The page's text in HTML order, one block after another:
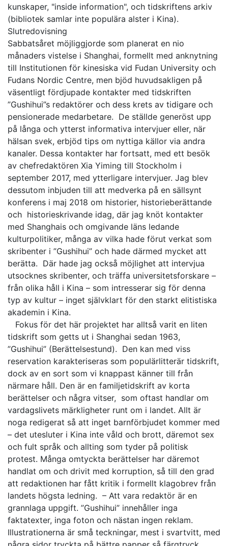
kunskaper, "inside information", och tidskriftens arkiv
(bibliotek samlar inte populära alster i Kina).
Slutredovisning
Sabbatsåret möjliggjorde som planerat en nio
månaders vistelse i Shanghai, formellt med anknytning
till Institutionen för kinesiska vid Fudan University och
Fudans Nordic Centre, men bjöd huvudsakligen på
väsentligt fördjupade kontakter med tidskriften
”Gushihui”s redaktörer och dess krets av tidigare och
pensionerade medarbetare. De ställde generöst upp
på långa och ytterst informativa intervjuer eller, när
hälsan svek, erbjöd tips om nyttiga källor via andra
kanaler. Dessa kontakter har fortsatt, med ett besök
av chefredaktören Xia Yiming till Stockholm i
september 2017, med ytterligare intervjuer. Jag blev
dessutom inbjuden till att medverka på en sällsynt
konferens i maj 2018 om historier, historieberättande
och historieskrivande idag, där jag knöt kontakter
med Shanghais och omgivande läns ledande
kulturpolitiker, många av vilka hade förut verkat som
skribenter i ”Gushihui” och hade därmed mycket att
berätta. Där hade jag också möjlighet att intervjua
utsocknes skribenter, och träffa universitetsforskare –
från olika håll i Kina – som intresserar sig för denna
typ av kultur – inget självklart för den starkt elitistiska
akademin i Kina.
Fokus för det här projektet har alltså varit en liten
tidskrift som getts ut i Shanghai sedan 1963,
”Gushihui” (Berättelsestund). Den kan med viss
reservation karakteriseras som populärlitterär tidskrift,
dock av en sort som vi knappast känner till från
närmare håll. Den är en familjetidskrift av korta
berättelser och några vitser, som oftast handlar om
vardagslivets märkligheter runt om i landet. Allt är
noga redigerat så att inget barnförbjudet kommer med
– det utesluter i Kina inte våld och brott, däremot sex
och fult språk och allting som tyder på politisk
protest. Många omtyckta berättelser har däremot
handlat om och drivit med korruption, så till den grad
att redaktionen har fått kritik i formellt klagobrev från
landets högsta ledning. – Att vara redaktör är en
grannlaga uppgift. ”Gushihui” innehåller inga
faktatexter, inga foton och nästan ingen reklam.
Illustrationerna är små teckningar, mest i svartvitt, med